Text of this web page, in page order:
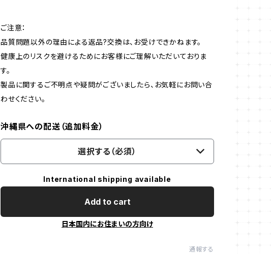
ご注意：
品質問題以外の理由による返品?交換は、お受けできかねます。
健康上のリスクを避けるためにお客様にご理解いただいておりま
す。
製品に関するご不明点や疑問がございましたら、お気軽にお問い合
わせください。
沖縄県への配送（追加料金）
選択する（必須）
International shipping available
Add to cart
日本国内にお住まいの方向け
通報する